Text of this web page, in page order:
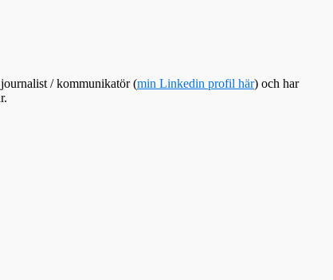
/ kommunikatör (min Linkedin profil här) och har